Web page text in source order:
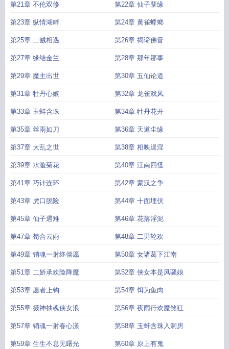
第21章 不伦双修 第22章 仙子孽缘
第23章 纵情湖畔 第24章 黄雀螳螂
第25章 二贼相遇 第26章 揭谛佛音
第27章 缘结金兰 第28章 那年那事
第29章 魔主出世 第30章 五仙论道
第31章 牡丹心嫉 第32章 龙雀戏凤
第33章 玉蚌含珠 第34章 牡丹花开
第35章 丝雨如刀 第36章 天道尘缘
第37章 大乱之世 第38章 相映逞淫
第39章 水漩菊花 第40章 江南四怪
第41章 巧计连环 第42章 蒙汉之争
第43章 虎口脱险 第44章 十面埋伏
第45章 仙子遇难 第46章 花落淫泥
第47章 苟合云雨 第48章 二男轮欢
第49章 销魂一射终偿愿 第50章 女诸葛下江南
第51章 二娇承欢险降魔 第52章 侠女本是风骚娘
第53章 愿者上钩 第54章 饵为鱼肉
第55章 摄神抽魂侠女浪 第56章 夜雨行欢魔煞狂
第57章 销魂一射春心漾 第58章 玉蚌含珠入洞房
第59章 生生不息见曙光 第60章 原上有鬼